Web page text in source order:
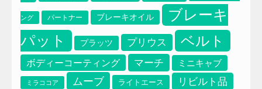
イプサム エアコンフィルター エアーエレメント
ング パートナー ブレーキオイル
ブレーキ
パット
プラッツ プリウス ベルト
ボディーコーティング マーチ ミニキャブ
ミラココア ムーブ ライトエース リビルト品